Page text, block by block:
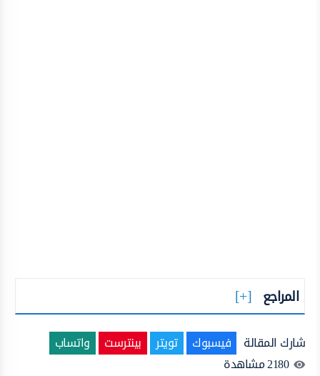
المراجع
شارك المقالة فيسبوك تويتر بينترست
واتساب
2180مشاهدة